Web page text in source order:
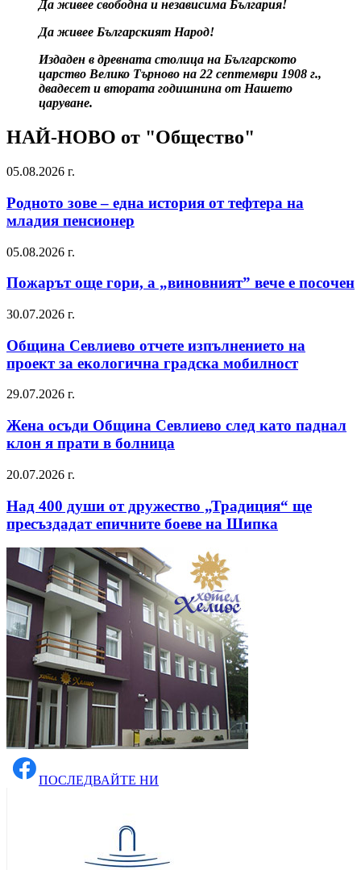
Да живее свободна и независима България!
Да живее Българският Народ!
Издаден в древната столица на Българското
царство Велико Търново на 22 септември 1908 г.,
двадесет и втората годишнина от Нашето
царуване.
НАЙ-НОВО от "Общество"
05.08.2026 г.
Родното зове – една история от тефтера на
младия пенсионер
05.08.2026 г.
Пожарът още гори, а „виновният” вече е посочен
30.07.2026 г.
Община Севлиево отчете изпълнението на
проект за екологична градска мобилност
29.07.2026 г.
Жена осъди Община Севлиево след като паднал
клон я прати в болница
20.07.2026 г.
Над 400 души от дружество „Традиция“ ще
пресъздадат епичните боеве на Шипка
ПОСЛЕДВАЙТЕ НИ